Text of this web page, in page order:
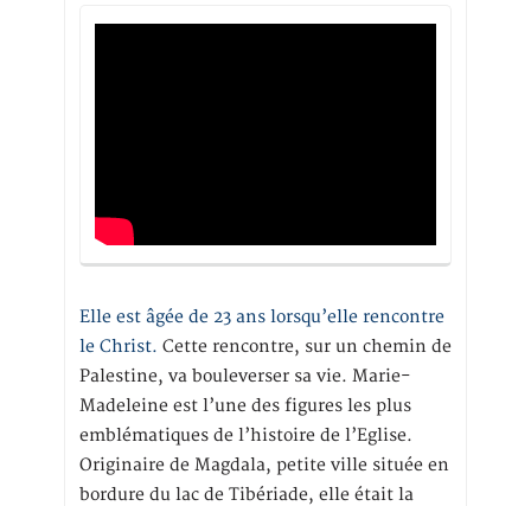
Elle est âgée de 23 ans lorsqu’elle rencontre
le Christ. Cette rencontre, sur un chemin de
Palestine, va bouleverser sa vie. Marie-
Madeleine est l’une des figures les plus
emblématiques de l’histoire de l’Eglise.
Originaire de Magdala, petite ville située en
bordure du lac de Tibériade, elle était la